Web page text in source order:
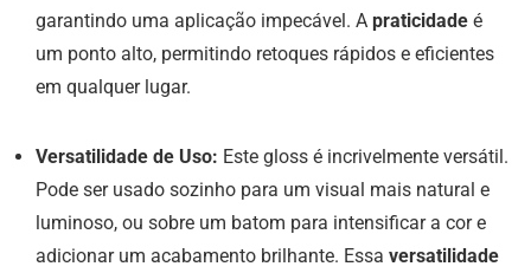
garantindo uma aplicação impecável. A praticidade é
um ponto alto, permitindo retoques rápidos e eficientes
em qualquer lugar.
Versatilidade de Uso: Este gloss é incrivelmente versátil.
Pode ser usado sozinho para um visual mais natural e
luminoso, ou sobre um batom para intensificar a cor e
adicionar um acabamento brilhante. Essa versatilidade